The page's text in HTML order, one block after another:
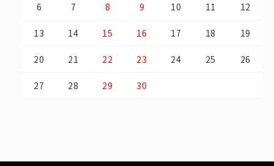
6 7 8 9 10 11 12
13 14 15 16 17 18 19
20 21 22 23 24 25 26
27 28 29 30